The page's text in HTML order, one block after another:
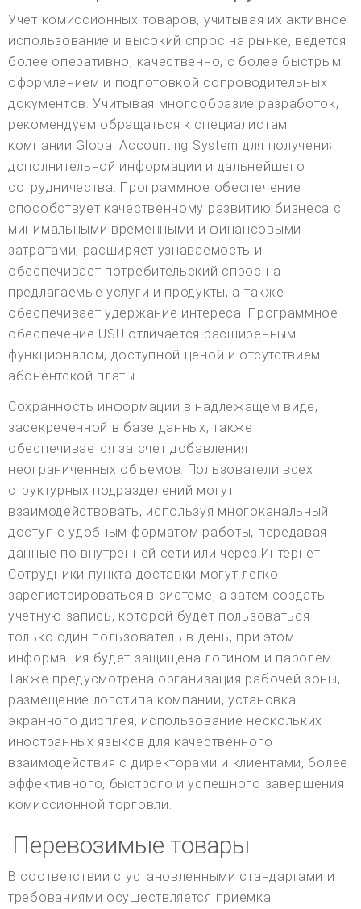
Учет комиссионных товаров, учитывая их активное
использование и высокий спрос на рынке, ведется
более оперативно, качественно, с более быстрым
оформлением и подготовкой сопроводительных
документов. Учитывая многообразие разработок,
рекомендуем обращаться к специалистам
компании Global Accounting System для получения
дополнительной информации и дальнейшего
сотрудничества. Программное обеспечение
способствует качественному развитию бизнеса с
минимальными временными и финансовыми
затратами, расширяет узнаваемость и
обеспечивает потребительский спрос на
предлагаемые услуги и продукты, а также
обеспечивает удержание интереса. Программное
обеспечение USU отличается расширенным
функционалом, доступной ценой и отсутствием
абонентской платы.
Сохранность информации в надлежащем виде,
засекреченной в базе данных, также
обеспечивается за счет добавления
неограниченных объемов. Пользователи всех
структурных подразделений могут
взаимодействовать, используя многоканальный
доступ с удобным форматом работы, передавая
данные по внутренней сети или через Интернет.
Сотрудники пункта доставки могут легко
зарегистрироваться в системе, а затем создать
учетную запись, которой будет пользоваться
только один пользователь в день, при этом
информация будет защищена логином и паролем.
Также предусмотрена организация рабочей зоны,
размещение логотипа компании, установка
экранного дисплея, использование нескольких
иностранных языков для качественного
взаимодействия с директорами и клиентами, более
эффективного, быстрого и успешного завершения
комиссионной торговли.
Перевозимые товары
В соответствии с установленными стандартами и
требованиями осуществляется приемка